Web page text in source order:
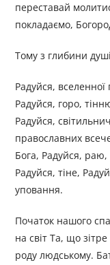
переставай
покладаємо,
Тому з глибини
Радуйся,
Радуйся, горо,
Радуйся,
православних
Бога, Радуйся,
Радуйся, тіне,
уповання.
Початок нашого
на світ Та, що
роду людському.